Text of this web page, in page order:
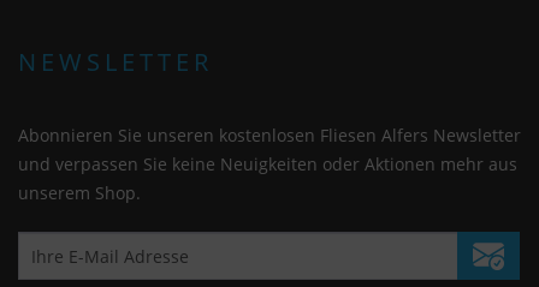
NEWSLETTER
Abonnieren Sie unseren kostenlosen Fliesen Alfers Newsletter
und verpassen Sie keine Neuigkeiten oder Aktionen mehr aus
unserem Shop.